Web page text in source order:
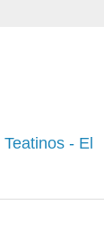
Teatinos - El